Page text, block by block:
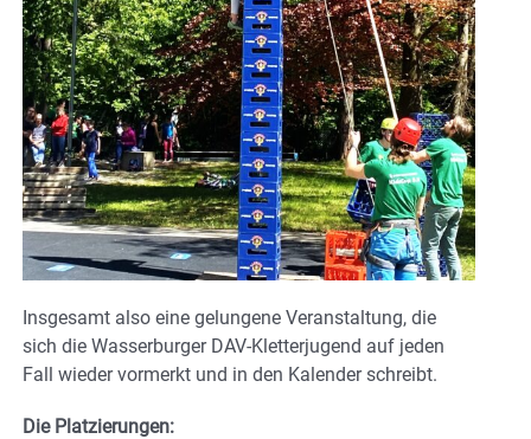
Insgesamt also eine gelungene Veranstaltung, die
sich die Wasserburger DAV-Kletterjugend auf jeden
Fall wieder vormerkt und in den Kalender schreibt.
Die Platzierungen: